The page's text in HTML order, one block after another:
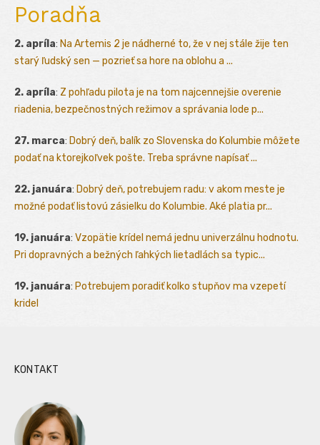
Poradňa
2. apríla: Na Artemis 2 je nádherné to, že v nej stále žije ten
starý ľudský sen — pozrieť sa hore na oblohu a ...
2. apríla: Z pohľadu pilota je na tom najcennejšie overenie
riadenia, bezpečnostných režimov a správania lode p...
27. marca: Dobrý deň, balík zo Slovenska do Kolumbie môžete
podať na ktorejkoľvek pošte. Treba správne napísať ...
22. januára: Dobrý deň, potrebujem radu: v akom meste je
možné podať listovú zásielku do Kolumbie. Aké platia pr...
19. januára: Vzopätie krídel nemá jednu univerzálnu hodnotu.
Pri dopravných a bežných ľahkých lietadlách sa typic...
19. januára: Potrebujem poradiť kolko stupňov ma vzepetí
kridel
KONTAKT